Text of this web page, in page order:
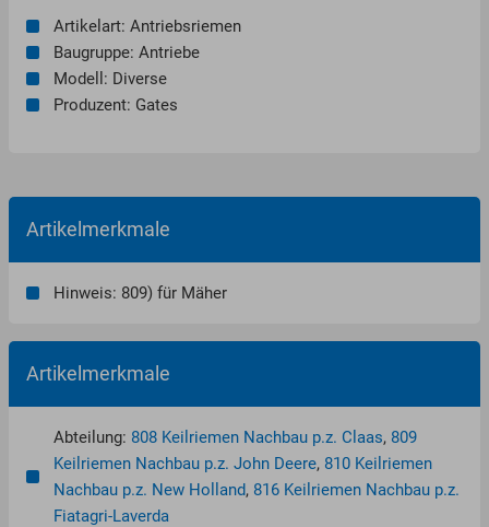
Artikelart: Antriebsriemen
Baugruppe: Antriebe
Modell: Diverse
Produzent: Gates
Artikelmerkmale
Hinweis: 809) für Mäher
Artikelmerkmale
Abteilung: 808 Keilriemen Nachbau p.z. Claas, 809
Keilriemen Nachbau p.z. John Deere, 810 Keilriemen
Nachbau p.z. New Holland, 816 Keilriemen Nachbau p.z.
Fiatagri-Laverda